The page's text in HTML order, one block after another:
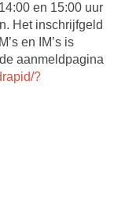
en 15:00 uur
Het inschrijfgeld
en IM’s is
aanmeldpagina
?